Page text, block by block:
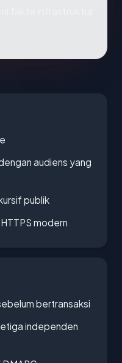
audiens yang
publik
modern
bertransaksi
independen